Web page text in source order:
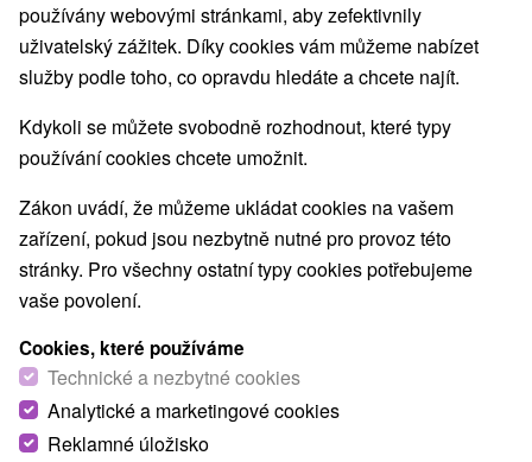
Vyberte lokalitu nebo termín
Nejprodávanější
Obce a města
pro dva Nimnica(3)
TIP
používány webovými stránkami, aby zefektivnily
uživatelský zážitek. Díky cookies vám můžeme nabízet
služby podle toho, co opravdu hledáte a chcete najít.
Kdykoli se můžete svobodně rozhodnout, které typy
používání cookies chcete umožnit.
Zákon uvádí, že můžeme ukládat cookies na vašem
zařízení, pokud jsou nezbytně nutné pro provoz této
stránky. Pro všechny ostatní typy cookies potřebujeme
vaše povolení.
Cookies, které používáme
Technické a nezbytné cookies
Analytické a marketingové cookies
Reklamné úložisko